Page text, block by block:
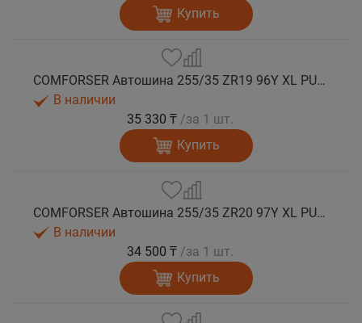
Купить
COMFORSER Автошина 255/35 ZR19 96Y XL PURESPEED лето
В наличии
35 330 ₸ /за 1 шт.
Купить
COMFORSER Автошина 255/35 ZR20 97Y XL PURESPEED лето
В наличии
34 500 ₸ /за 1 шт.
Купить